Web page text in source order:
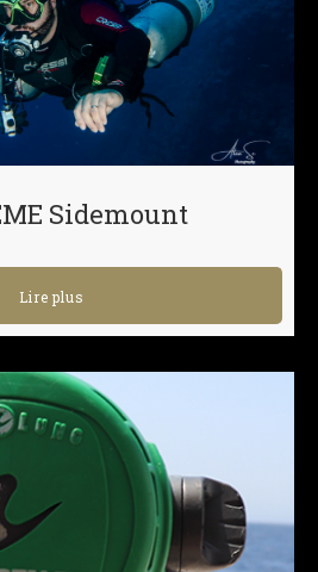
Sidemount
Lire plus